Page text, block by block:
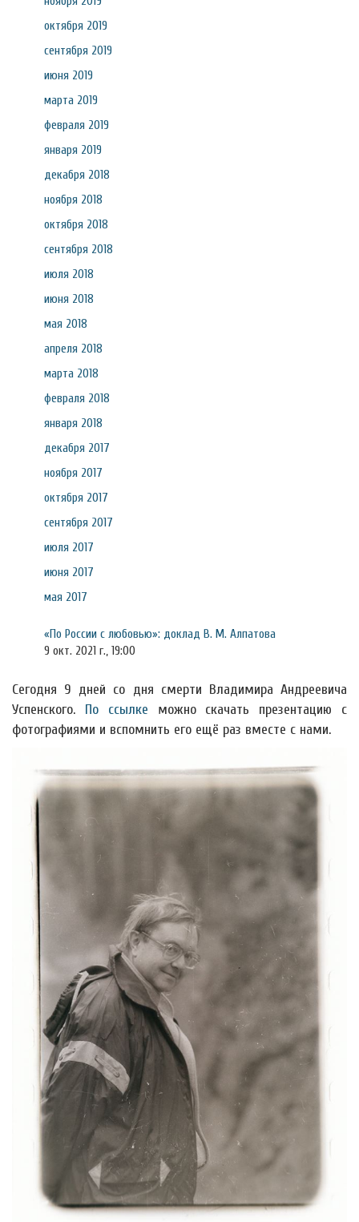
октября 2019
сентября 2019
июня 2019
марта 2019
февраля 2019
января 2019
декабря 2018
ноября 2018
октября 2018
сентября 2018
июля 2018
июня 2018
мая 2018
апреля 2018
марта 2018
февраля 2018
января 2018
декабря 2017
ноября 2017
октября 2017
сентября 2017
июля 2017
июня 2017
мая 2017
«По России с любовью»: доклад В. М. Алпатова
9 окт. 2021 г., 19:00
Сегодня 9 дней со дня смерти Владимира Андреевича
Успенского. По ссылке можно скачать презентацию с
фотографиями и вспомнить его ещё раз вместе с нами.